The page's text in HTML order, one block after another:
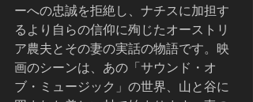
ーへの忠誠を拒絶し、ナチスに加担す
るより自らの信仰に殉じたオーストリ
ア農夫とその妻の実話の物語です。映
画のシーンは、あの「サウンド・オ
ブ・ミュージック」の世界、山と谷に